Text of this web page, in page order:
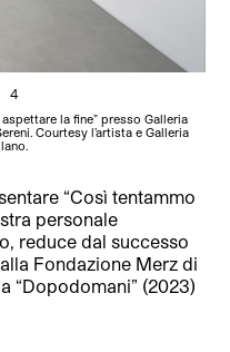
4
la fine” presso Galleria
Courtesy l’artista e Galleria
“Così tentammo
personale
reduce dal successo
Fondazione Merz di
“Dopodomani” (2023)